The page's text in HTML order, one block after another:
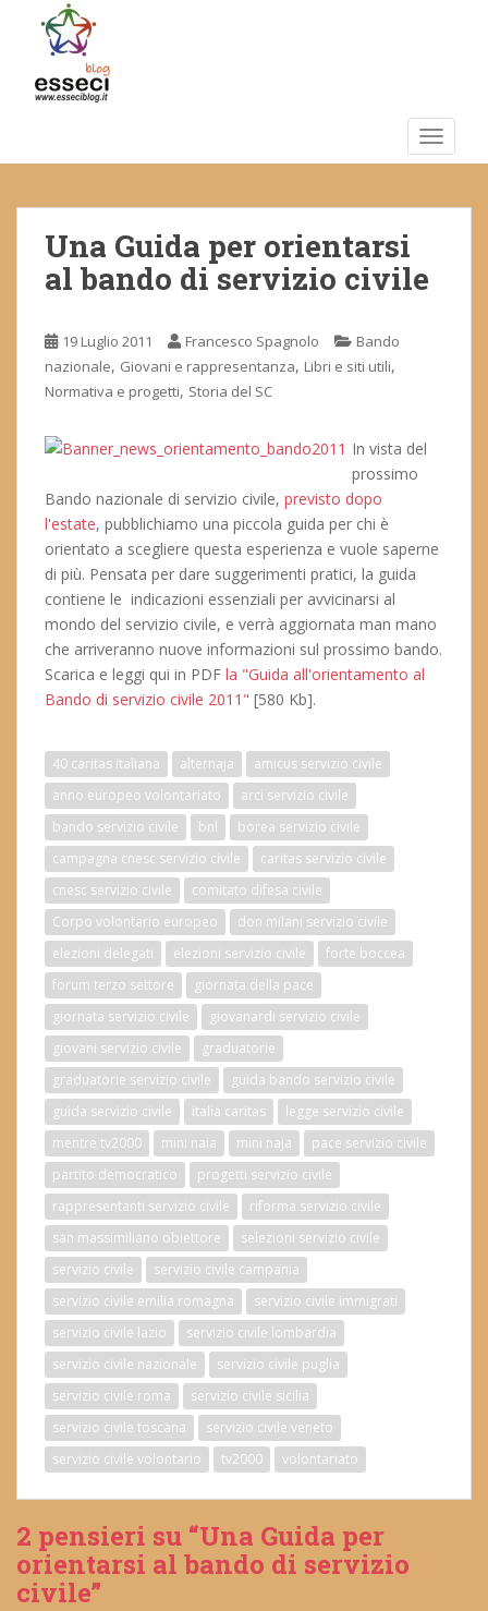
m
Una Guida per orientarsi
al bando di servizio civile
19 Luglio 2011 Francesco Spagnolo
Bando
nazionale, Giovani e rappresentanza, Libri e siti utili,
Normativa e progetti, Storia del SC
In vista del
prossimo
Bando nazionale di servizio civile, previsto dopo
l'estate, pubblichiamo una piccola guida per chi è
orientato a scegliere questa esperienza e vuole saperne
di più. Pensata per dare suggerimenti pratici, la guida
contiene le indicazioni essenziali per avvicinarsi al
mondo del servizio civile, e verrà aggiornata man mano
che arriveranno nuove informazioni sul prossimo bando.
Scarica e leggi qui in PDF la "Guida all'orientamento al
Bando di servizio civile 2011" [580 Kb].
40 caritas italiana alternaja
amicus servizio civile
anno europeo volontariato
arci servizio civile
bando servizio civile
bnl
borea servizio civile
campagna cnesc servizio civile
caritas servizio civile
cnesc servizio civile
comitato difesa civile
Corpo volontario europeo
don milani servizio civile
elezioni delegati
elezioni servizio civile
forte boccea
forum terzo settore
giornata della pace
giornata servizio civile
giovanardi servizio civile
giovani servizio civile
graduatorie
graduatorie servizio civile
guida bando servizio civile
guida servizio civile
italia caritas
legge servizio civile
mentre tv2000
mini naia mini naja
pace servizio civile
partito democratico
progetti servizio civile
rappresentanti servizio civile
riforma servizio civile
san massimiliano obiettore
selezioni servizio civile
servizio civile
servizio civile campania
servizio civile emilia romagna
servizio civile immigrati
servizio civile lazio
servizio civile lombardia
servizio civile nazionale
servizio civile puglia
servizio civile roma
servizio civile sicilia
servizio civile toscana
servizio civile veneto
servizio civile volontario
tv2000 volontariato
2 pensieri su “Una Guida per
orientarsi al bando di servizio
civile”